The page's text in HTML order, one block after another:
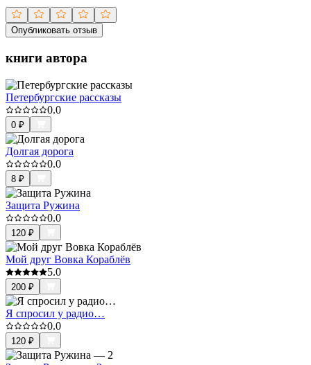
Опубликовать отзыв
книги автора
Петербургские рассказы
0.0
0 ₽
Долгая дорога
0.0
8 ₽
Защита Ружина
0.0
120 ₽
Мой друг Вовка Кораблёв
5.0
200 ₽
Я спросил у радио…
0.0
120 ₽